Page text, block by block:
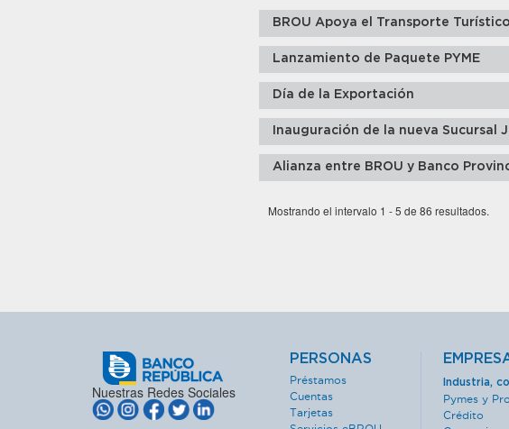
BROU Apoya el Transporte Turístico
Lanzamiento de Paquete PYME
Día de la Exportación
Inauguración de la nueva Sucursal
Alianza entre BROU y Banco
Mostrando el intervalo 1 - 5 de 86 resultados.
Nuestras Redes Sociales
PERSONAS
Préstamos
Cuentas
Tarjetas
Industria,
Pymes y
Crédito